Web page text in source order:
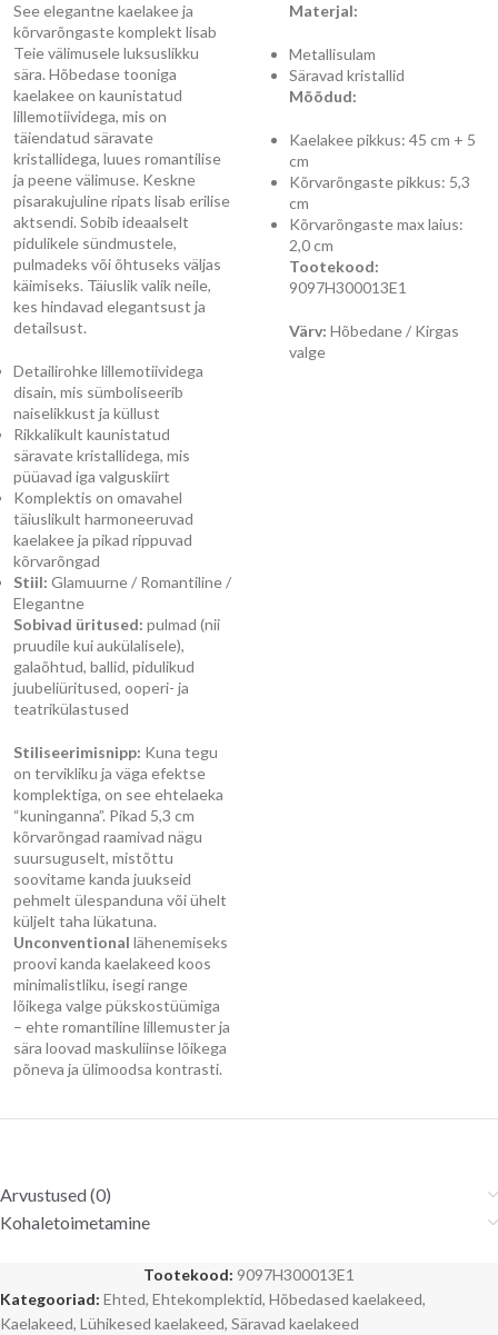
See elegantne kaelakee ja
kõrvarõngaste komplekt lisab
Teie välimusele luksuslikku
sära. Hõbedase tooniga
kaelakee on kaunistatud
lillemotiividega, mis on
täiendatud säravate
kristallidega, luues romantilise
ja peene välimuse. Keskne
pisarakujuline ripats lisab erilise
aktsendi. Sobib ideaalselt
pidulikele sündmustele,
pulmadeks või õhtuseks väljas
käimiseks. Täiuslik valik neile,
kes hindavad elegantsust ja
detailsust.
Detailirohke lillemotiividega
disain, mis sümboliseerib
naiselikkust ja küllust
Rikkalikult kaunistatud
säravate kristallidega, mis
püüavad iga valguskiirt
Komplektis on omavahel
täiuslikult harmoneeruvad
kaelakee ja pikad rippuvad
kõrvarõngad
Stiil: Glamuurne / Romantiline /
Elegantne
Sobivad üritused: pulmad (nii
pruudile kui aukülalisele),
galaõhtud, ballid, pidulikud
juubeliüritused, ooperi- ja
teatrikülastused
Stiliseerimisnipp: Kuna tegu
on tervikliku ja väga efektse
komplektiga, on see ehtelaeka
“kuninganna”. Pikad 5,3 cm
kõrvarõngad raamivad nägu
suursuguselt, mistõttu
soovitame kanda juukseid
pehmelt ülespanduna või ühelt
küljelt taha lükatuna.
Unconventional lähenemiseks
proovi kanda kaelakeed koos
minimalistliku, isegi range
lõikega valge pükskostüümiga
– ehte romantiline lillemuster ja
sära loovad maskuliinse lõikega
põneva ja ülimoodsa kontrasti.
Materjal:
Metallisulam
Säravad kristallid
Mõõdud:
Kaelakee pikkus: 45 cm + 5
cm
Kõrvarõngaste pikkus: 5,3
cm
Kõrvarõngaste max laius:
2,0 cm
Tootekood:
9097H300013E1
Värv: Hõbedane / Kirgas
valge
Arvustused (0)
Kohaletoimetamine
Tootekood: 9097H300013E1
Kategooriad: Ehted, Ehtekomplektid, Hõbedased kaelakeed,
Kaelakeed, Lühikesed kaelakeed, Säravad kaelakeed